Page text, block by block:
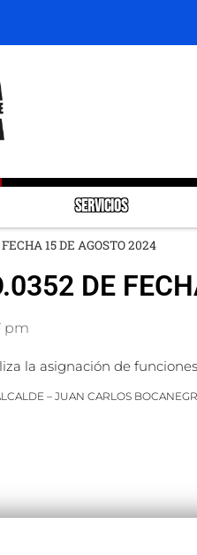
herramientas
SERVICIOS
15 DE AGOSTO 2024
DE
pm
la asignación de
– JUAN CARLOS